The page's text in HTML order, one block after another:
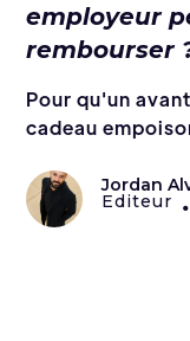
employeur
rembourser
Pour qu'un
cadeau
Jordan
Editeur •